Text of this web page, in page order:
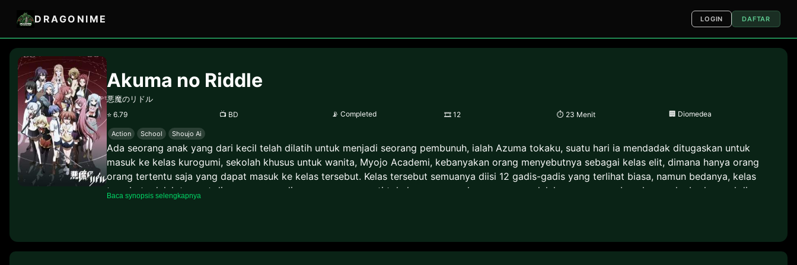
DRAGONIME LOGIN DAFTAR
Akuma no Riddle
悪魔のリドル
⭐ 6.79 📺 BD 📡Completed 🎞 12 ⏱ 23 Menit 🏢 Diomedea
Action School Shoujo Ai
Ada seorang anak yang dari kecil telah dilatih untuk menjadi seorang pembunuh, ialah Azuma tokaku, suatu hari ia mendadak ditugaskan untuk
masuk ke kelas kurogumi, sekolah khusus untuk wanita, Myojo Academi, kebanyakan orang menyebutnya sebagai kelas elit, dimana hanya orang
orang tertentu saja yang dapat masuk ke kelas tersebut. Kelas tersebut semuanya diisi 12 gadis-gadis yang terlihat biasa, namun bedanya, kelas
tersebut adalah tempat dimana para gadis yang sama seperti tokaku, yap, mereka semuanya adalah seorang pembunuh, mereka berkumpul disana
Baca synopsis selengkapnya